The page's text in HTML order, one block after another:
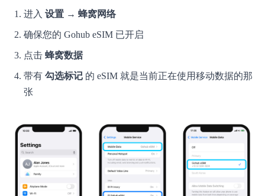
进入 设置 → 蜂窝网络
确保您的 Gohub eSIM 已开启
点击 蜂窝数据
带有 勾选标记 的 eSIM 就是当前正在使用移动数据的那
张